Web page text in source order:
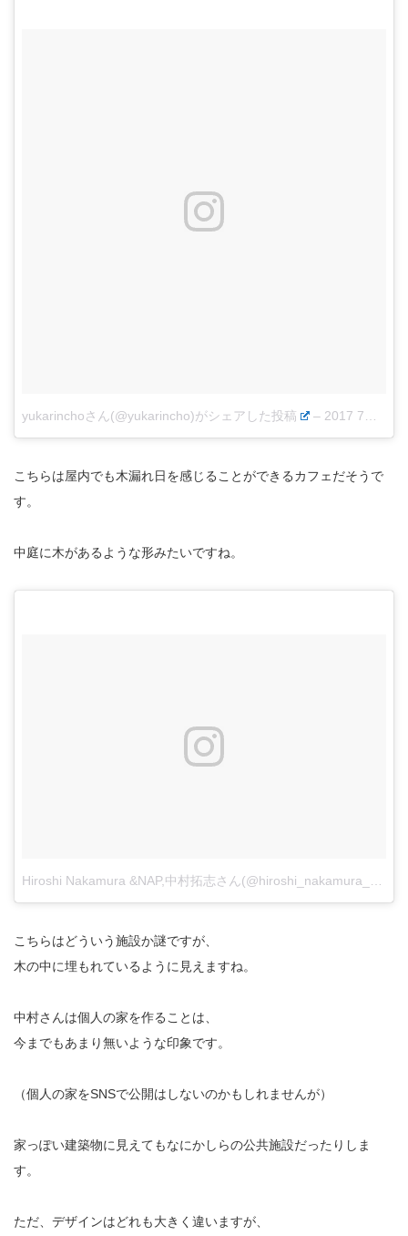
yukarinchoさん(@yukarincho)がシェアした投稿 – 2017 7月 17 5:46午前 PDT
こちらは屋内でも木漏れ日を感じることができるカフェだそうで
す。
中庭に木があるような形みたいですね。
Hiroshi Nakamura &NAP,中村拓志さん(@hiroshi_nakamura_naparchitects)がシェアした投稿
こちらはどういう施設か謎ですが、
木の中に埋もれているように見えますね。
中村さんは個人の家を作ることは、
今までもあまり無いような印象です。
（個人の家をSNSで公開はしないのかもしれませんが）
家っぽい建築物に見えてもなにかしらの公共施設だったりしま
す。
ただ、デザインはどれも大きく違いますが、